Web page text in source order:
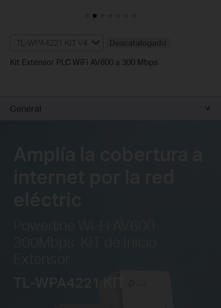
TL-WPA4221 KIT V4
Descatalogado
Kit Extensor PLC WiFi AV600 a 300 Mbps
General